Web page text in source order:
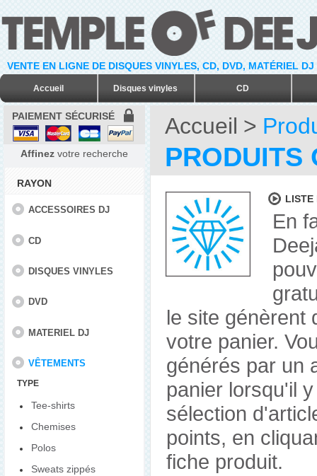
VENTE EN LIGNE DE DISQUES VINYLES, CD, DVD, MATÉRIEL
Accueil Disques vinyles CD
PAIEMENT SÉCURISÉ
Affinez votre recherche
RAYON
ACCESSOIRES DJ
CD
DISQUES VINYLES
DVD
MATERIEL DJ
VÊTEMENTS
TYPE
Tee-shirts
Chemises
Polos
Sweats zippés
Accueil >
PRODUITS
LISTE
En
le site génèrent
votre panier.
générés par un
panier lorsqu'il
sélection
points, en
fiche produit.